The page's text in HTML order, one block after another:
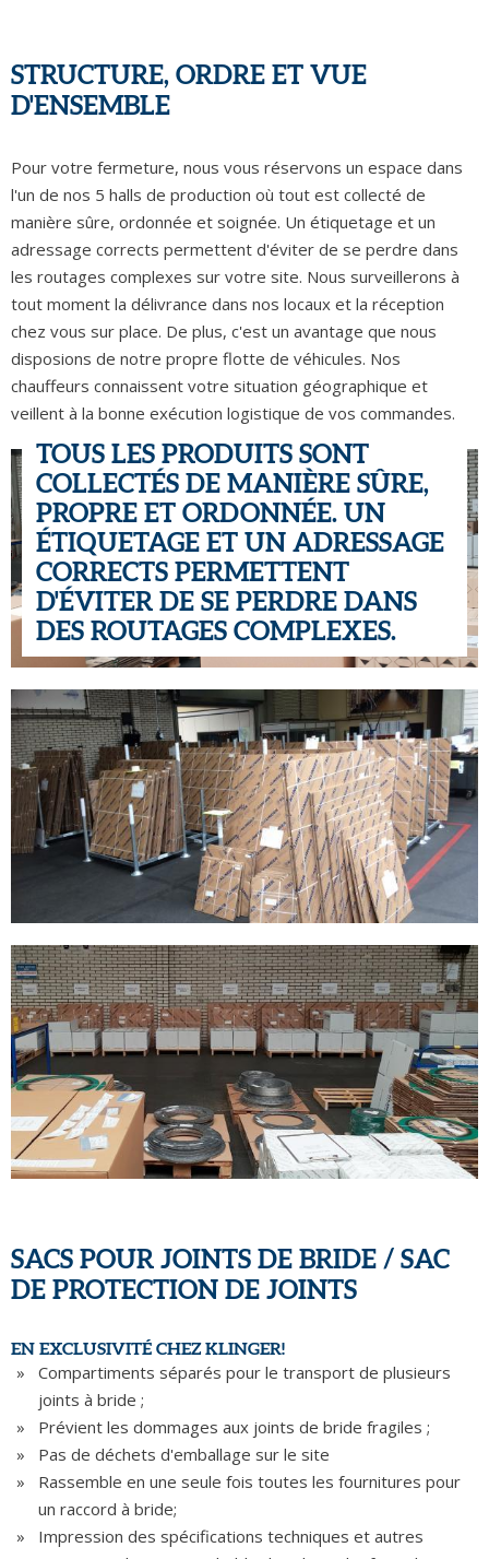
STRUCTURE, ORDRE ET VUE
D'ENSEMBLE
Pour votre fermeture, nous vous réservons un espace dans
l'un de nos 5 halls de production où tout est collecté de
manière sûre, ordonnée et soignée. Un étiquetage et un
adressage corrects permettent d'éviter de se perdre dans
les routages complexes sur votre site. Nous surveillerons à
tout moment la délivrance dans nos locaux et la réception
chez vous sur place. De plus, c'est un avantage que nous
disposions de notre propre flotte de véhicules. Nos
chauffeurs connaissent votre situation géographique et
veillent à la bonne exécution logistique de vos commandes.
TOUS LES PRODUITS SONT
COLLECTÉS DE MANIÈRE SÛRE,
PROPRE ET ORDONNÉE. UN
ÉTIQUETAGE ET UN ADRESSAGE
CORRECTS PERMETTENT
D'ÉVITER DE SE PERDRE DANS
DES ROUTAGES COMPLEXES.
SACS POUR JOINTS DE BRIDE / SAC
DE PROTECTION DE JOINTS
EN EXCLUSIVITÉ CHEZ KLINGER!
Compartiments séparés pour le transport de plusieurs
joints à bride ;
Prévient les dommages aux joints de bride fragiles ;
Pas de déchets d'emballage sur le site
Rassemble en une seule fois toutes les fournitures pour
un raccord à bride;
Impression des spécifications techniques et autres